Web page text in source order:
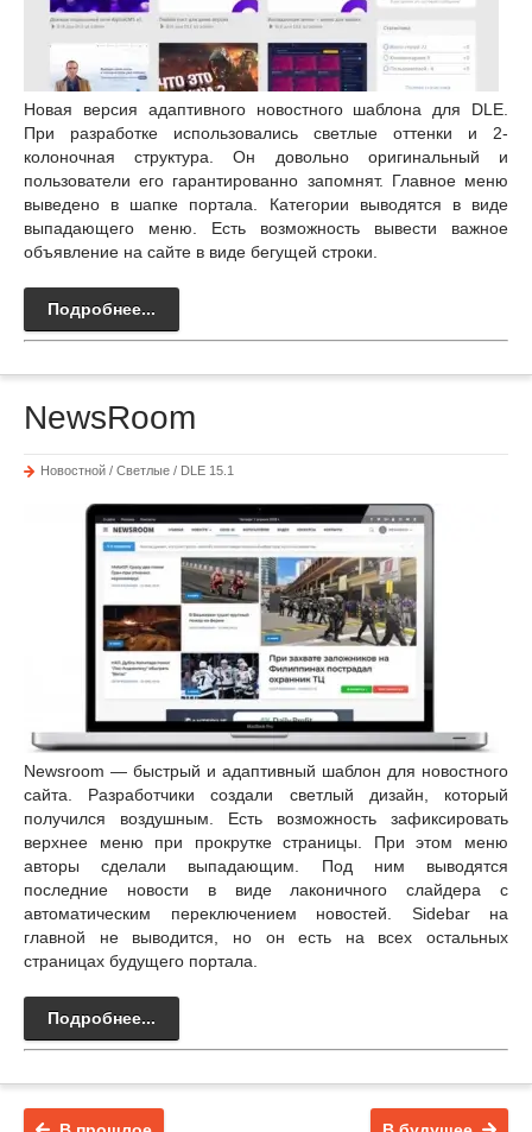
Новая версия адаптивного новостного шаблона для DLE.
При разработке использовались светлые оттенки и 2-
колоночная структура. Он довольно оригинальный и
пользователи его гарантированно запомнят. Главное меню
выведено в шапке портала. Категории выводятся в виде
выпадающего меню. Есть возможность вывести важное
объявление на сайте в виде бегущей строки.
Подробнее...
NewsRoom
Новостной / Светлые / DLE 15.1
Newsroom — быстрый и адаптивный шаблон для новостного
сайта. Разработчики создали светлый дизайн, который
получился воздушным. Есть возможность зафиксировать
верхнее меню при прокрутке страницы. При этом меню
авторы сделали выпадающим. Под ним выводятся
последние новости в виде лаконичного слайдера с
автоматическим переключением новостей. Sidebar на
главной не выводится, но он есть на всех остальных
страницах будущего портала.
Подробнее...